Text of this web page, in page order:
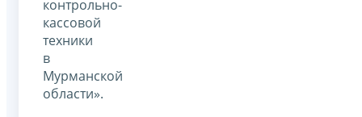
контрольно-
кассовой
техники
в
Мурманской
области».